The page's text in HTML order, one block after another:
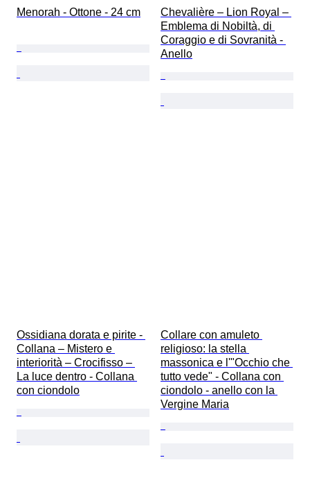
Menorah - Ottone - 24 cm
Chevalière – Lion Royal –
Emblema di Nobiltà, di
Coraggio e di Sovranità -
Anello
Ossidiana dorata e pirite -
Collana – Mistero e
interiorità – Crocifisso –
La luce dentro - Collana
con ciondolo
Collare con amuleto
religioso: la stella
massonica e l'"Occhio che
tutto vede" - Collana con
ciondolo - anello con la
Vergine Maria